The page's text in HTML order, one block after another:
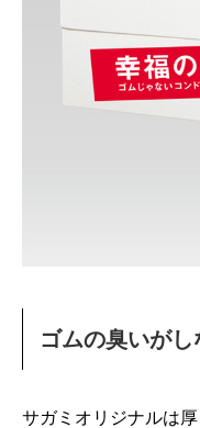
ゴムの臭いが
サガミオリジナルは